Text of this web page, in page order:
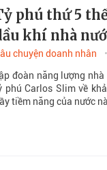
phú thứ 5
khí nhà
chuyện doanh nhân
đoàn năng lượng
phú Carlos Slim về
tiềm năng của nước